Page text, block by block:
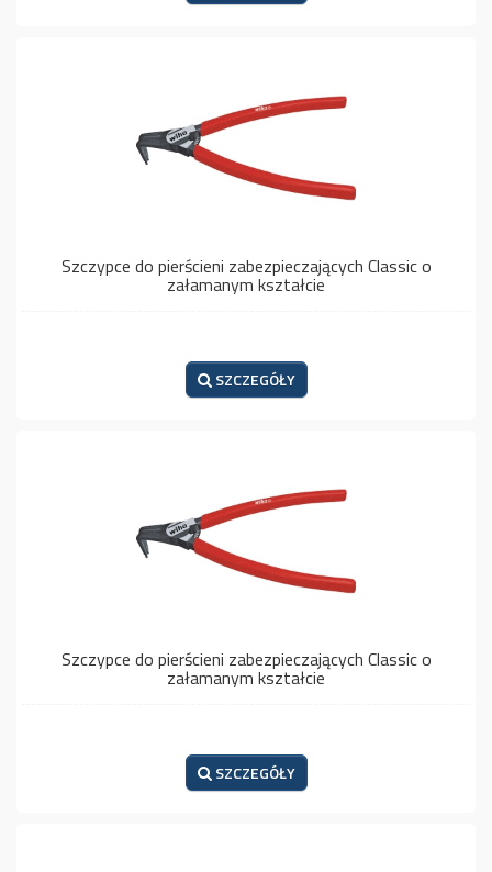
Szczypce do pierścieni zabezpieczających Classic o
załamanym kształcie
SZCZEGÓŁY
Szczypce do pierścieni zabezpieczających Classic o
załamanym kształcie
SZCZEGÓŁY